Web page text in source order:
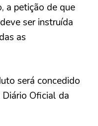
a petição de que
ser instruída
as
será concedido
Oficial da